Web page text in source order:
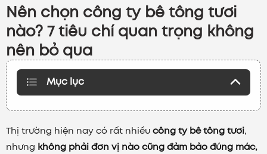
Nên chọn công ty bê tông tươi
nào? 7 tiêu chí quan trọng không
nên bỏ qua
Mục lục
Thị trường hiện nay có rất nhiềucông ty bê tông tươi,
nhưng không phải đơn vị nào cũng đảm bảo đúng mác,